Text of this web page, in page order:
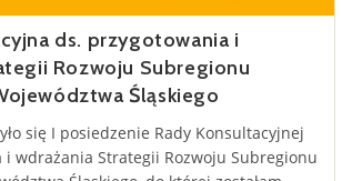
ds. przygotowania i
Rozwoju Subregionu
Śląskiego
się I posiedzenie Rady Konsultacyjnej
wdrażania Strategii Rozwoju Subregionu